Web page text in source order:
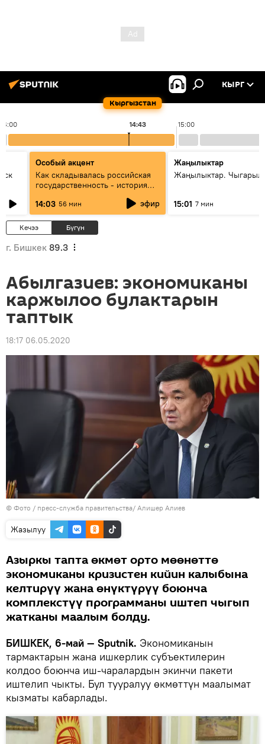
Кыргызстан
КЫРГ
14:00 15:00
14:43
Особый акцент
Как складывалась российская
государственность - история
России и геополитика Евразии
глазами аналитиков
14:03 56 мин эфир
Жаңылыктар
Жаңылыктар.
15:01 7 мин
Кечээ Бүгүн
г. Бишкек 89.3
Абылгазиев: экономиканы
каржылоо булактарын
таптык
18:17 06.05.2020
© Фото / пресс-служба правительства/ Алишер Алиев
Жазылуу
Азыркы тапта өкмөт орто мөөнөттө
экономиканы кризистен кийин калыбына
келтирүү жана өнүктүрүү боюнча
комплекстүү программаны иштеп чыгып
жатканы маалым болду.
БИШКЕК, 6-май — Sputnik. Экономиканын
тармактарын жана ишкерлик субъектилерин
колдоо боюнча иш-чаралардын экинчи пакети
иштелип чыкты. Бул тууралуу өкмөттүн маалымат
кызматы кабарлады.